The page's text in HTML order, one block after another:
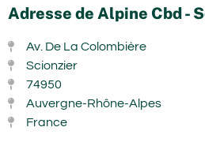
Adresse de Alpine Cbd -
Av. De La Colombière
Scionzier
74950
Auvergne-Rhône-Alpes
France